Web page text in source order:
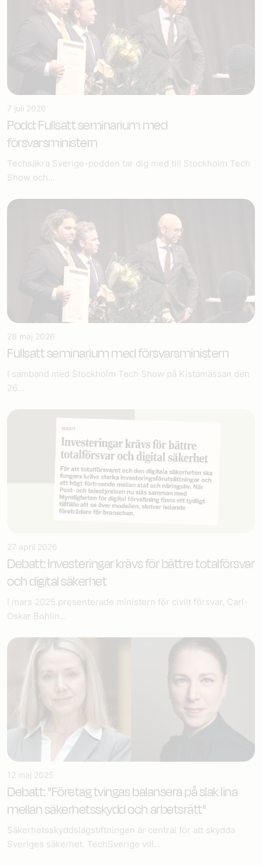
7 juli 2026
Podd: Fullsatt seminarium med
försvarsministern
Techsäkra Sverige-podden tar dig med till Stockholm Tech
Show och...
28 maj 2026
Fullsatt seminarium med försvarsministern
I samband med Stockholm Tech Show på Kistamässan den
26...
27 april 2026
Debatt: Investeringar krävs för bättre totalförsvar
och digital säkerhet
I mars 2025 presenterade ministern för civilt försvar, Carl-
Oskar Bohlin...
12 maj 2025
Debatt: ”Företag tvingas balansera på slak lina
mellan säkerhetsskydd och arbetsrätt”
Säkerhetsskyddslagstiftningen är central för att skydda
Sveriges säkerhet. TechSverige vill...